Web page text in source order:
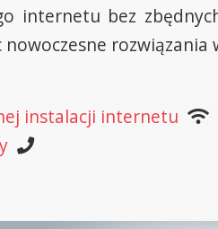
internetu bez
instalacji internetu